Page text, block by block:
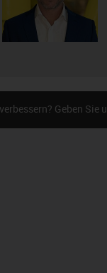
Geben Sie